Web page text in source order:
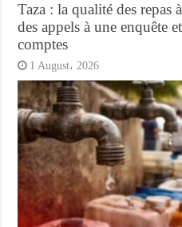
Taza : la qualité des repas
des appels à une enquête
comptes
1 August، 2026